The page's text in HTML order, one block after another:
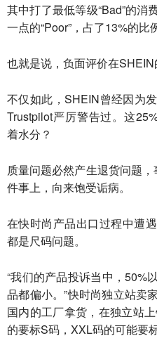
其中打了最低等级“Bad”的消
一点的“Poor”，占了13%的比
也就是说，负面评价在SHEIN
不仅如此，SHEIN曾经因为
Trustpilot严厉警告过。这
着水分？
质量问题必然产生退货问题
件事上，向来饱受诟病。
在快时尚产品出口过程中遭
都是尺码问题。
“我们的产品投诉当中，50%
品都偏小。”快时尚独立站卖
国内的工厂拿货，在独立站
的要标S码，XXL码的可能要